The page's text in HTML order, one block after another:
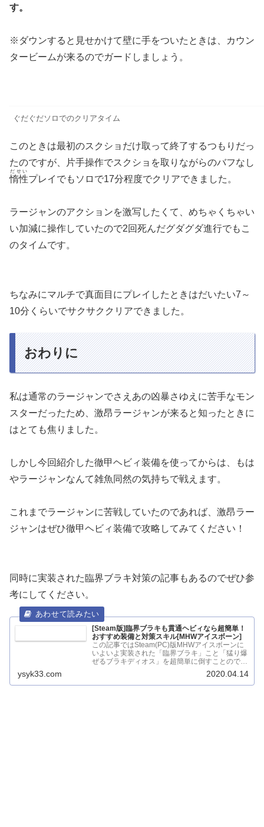
す。
※ダウンすると見せかけて壁に手をついたときは、カウン
タービームが来るのでガードしましょう。
ぐだぐだソロでのクリアタイム
このときは最初のスクショだけ取って終了するつもりだっ
たのですが、片手操作でスクショを取りながらのバフなし
惰性
だせい
プレイでもソロで17分程度でクリアできました。
ラージャンのアクションを激写したくて、めちゃくちゃい
い加減に操作していたので2回死んだグダグダ進行でもこ
のタイムです。
ちなみにマルチで真面目にプレイしたときはだいたい7～
10分くらいでサクサククリアできました。
おわりに
私は通常のラージャンでさえあの凶暴さゆえに苦手なモン
スターだったため、激昂ラージャンが来ると知ったときに
はとても焦りました。
しかし今回紹介した徹甲ヘビィ装備を使ってからは、もは
やラージャンなんて雑魚同然の気持ちで戦えます。
これまでラージャンに苦戦していたのであれば、激昂ラー
ジャンはぜひ徹甲ヘビィ装備で攻略してみてください！
同時に実装された臨界ブラキ対策の記事もあるのでぜひ参
考にしてください。
[Steam版]臨界ブラキも貫通ヘビィなら超簡単！
おすすめ装備と対策スキル[MHWアイスボーン]
この記事ではSteam(PC)版MHWアイスボーンに
いよいよ実装された「臨界ブラキ」こと「猛り爆
ぜるブラキディオス」を超簡単に倒すことのでき
ysyk33.com 2020.04.14